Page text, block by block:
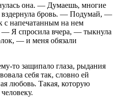
она. — Думаешь, многие
вздернула бровь. — Подумай, —
с напечатанным на нем
— Я спросила вчера, — тыкнула
— и меня обязали
то защипало глаза, рыдания
себя так, словно ей
любовь. Такая, которую